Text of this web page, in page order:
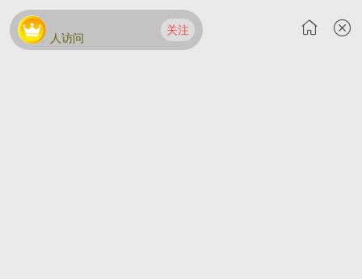
人访问
关注